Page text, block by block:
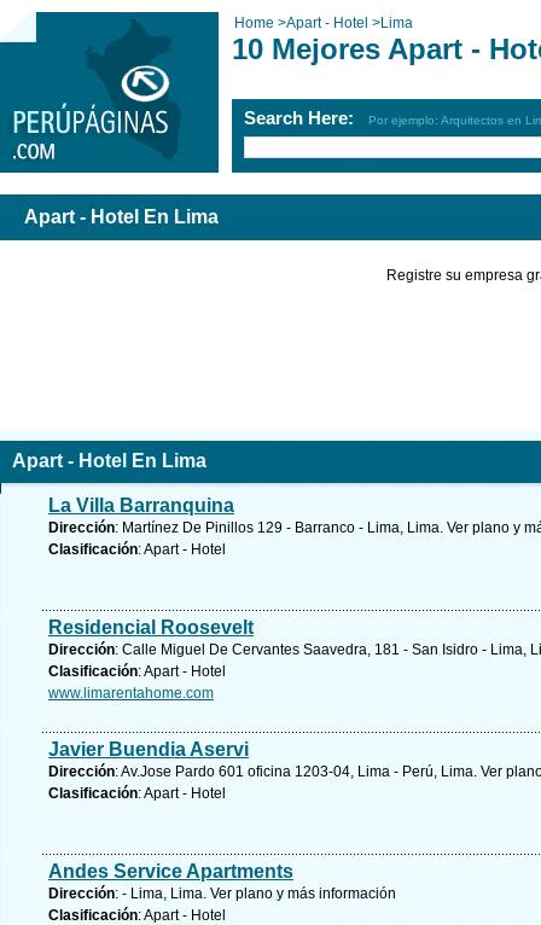
Home >Apart - Hotel >Lima
10 Mejores Apart -
Search Here: Por ejemplo: Arquitectos en
Apart - Hotel En Lima
Registre su empresa
Apart - Hotel En Lima
La Villa Barranquina
Dirección: Martínez De Pinillos 129 - Barranco - Lima, Lima. Ver plano y
Clasificación: Apart - Hotel
Residencial Roosevelt
Dirección: Calle Miguel De Cervantes Saavedra, 181 - San Isidro - Lima,
Clasificación: Apart - Hotel
www.limarentahome.com
Javier Buendia Aservi
Dirección: Av.Jose Pardo 601 oficina 1203-04, Lima - Perú, Lima. Ver
Clasificación: Apart - Hotel
Andes Service Apartments
Dirección: - Lima, Lima. Ver plano y más información
Clasificación: Apart - Hotel